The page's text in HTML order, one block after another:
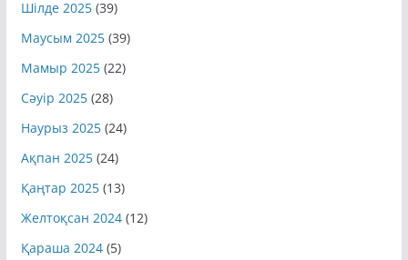
Шілде 2025(39)
Маусым 2025(39)
Мамыр 2025(22)
Сәуір 2025(28)
Наурыз 2025(24)
Ақпан 2025(24)
Қаңтар 2025(13)
Желтоқсан 2024(12)
Қараша 2024(5)